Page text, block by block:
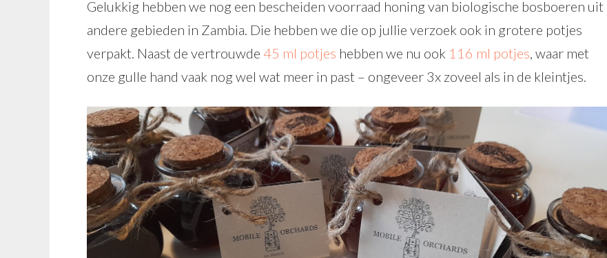
Gelukkig hebben we nog een bescheiden voorraad honing van biologische bosboeren uit
andere gebieden in Zambia. Die hebben we die op jullie verzoek ook in grotere potjes
verpakt. Naast de vertrouwde 45 ml potjes hebben we nu ook 116 ml potjes, waar met
onze gulle hand vaak nog wel wat meer in past – ongeveer 3x zoveel als in de kleintjes.